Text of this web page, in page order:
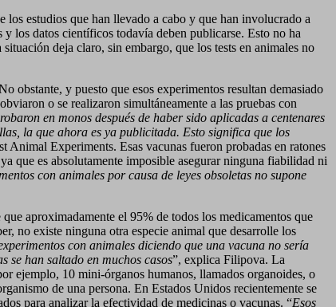
estudios que han llevado a cabo y que han involucrado a
los datos científicos todavía deben publicarse. Esto no ha
deja claro, sin embargo, que los tests en animales no
obstante, y puesto que esos experimentos resultan demasiado
o se realizaron simultáneamente a las pruebas con
en monos después de haber sido aplicadas a centenares
la que ahora es ya publicitada. Esto significa que los
Experiments. Esas vacunas fueron probadas en ratones
que es absolutamente imposible asegurar ninguna fiabilidad ni
con animales por causa de leyes obsoletas no supone
aproximadamente el 95% de todos los medicamentos que
no existe ninguna otra especie animal que desarrolle los
con animales diciendo que una vacuna no sería
se han saltado en muchos casos”, explica Filipova. La
ejemplo, 10 mini-órganos humanos, llamados organoides, o
de una persona. En Estados Unidos recientemente se
para analizar la efectividad de medicinas o vacunas. “Esos